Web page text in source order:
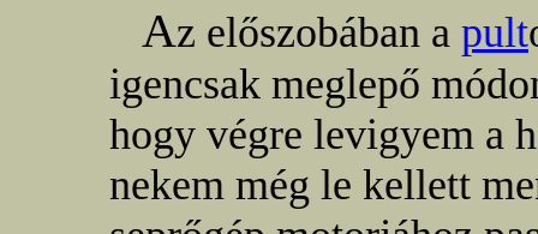
Az előszobában a pult
igencsak meglepő
hogy végre levigyem a
nekem még le kellett